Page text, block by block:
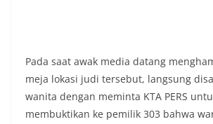
Pada saat awak media datang
meja lokasi judi tersebut, langsung
wanita dengan meminta KTA PERS
membuktikan ke pemilik 303 bahwa